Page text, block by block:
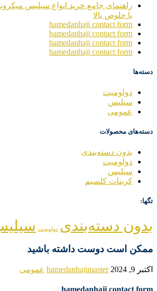
راهنمای جامع خرید انواع سیلیس
با خلوص بالا
hamedanhaji contact form
hamedanhaji contact form
hamedanhaji contact form
hamedanhaji contact form
دسته‌ها
دولومیت
سیلیس
عمومی
دسته‌های محصولات
بدون دسته‌بندی
دولومیت
سیلیس
کربنات کلسیم
تگها:
بدون دسته‌بندی دولومیت
ممکن است دوست داشته باشید
اکتبر 9, 2024 hamedanhajimaster عمومی